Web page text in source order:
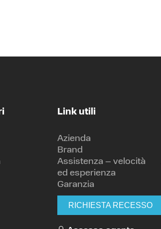
Link utili
Azienda
Brand
Assistenza – velocità
ed esperienza
Garanzia
RICHIESTA RECESSO